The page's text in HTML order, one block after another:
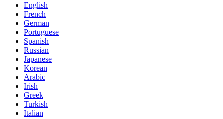
English
French
German
Portuguese
Spanish
Russian
Japanese
Korean
Arabic
Irish
Greek
Turkish
Italian